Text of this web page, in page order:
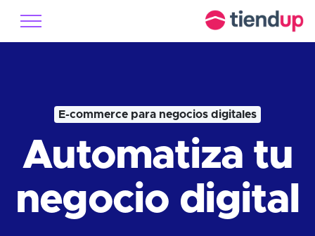
E-commerce para negocios digitales
Automatiza tu
negocio digital